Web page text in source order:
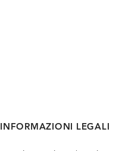
INFORMAZIONI LEGALI